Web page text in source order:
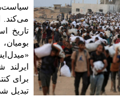
می‌کند.
تاریخ
برای
تبدیل